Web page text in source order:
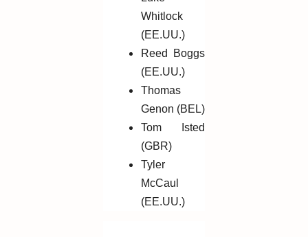
Whitlock
(EE.UU.)
Reed Boggs
(EE.UU.)
Thomas
Genon (BEL)
Tom Isted
(GBR)
Tyler
McCaul
(EE.UU.)